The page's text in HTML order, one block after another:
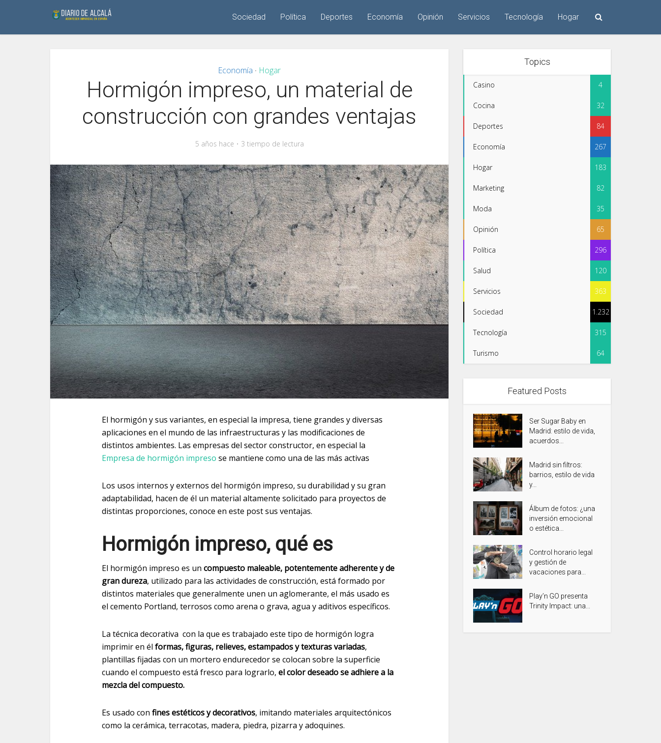
Sociedad Política Deportes Economía Opinión Servicios Tecnología Hogar
Economía • Hogar
Hormigón impreso, un material de
construcción con grandes ventajas
5 años hace 3 tiempo de lectura
El hormigón y sus variantes, en especial la impresa, tiene grandes y diversas
aplicaciones en el mundo de las infraestructuras y las modificaciones de
distintos ambientes. Las empresas del sector constructor, en especial la
Empresa de hormigón impreso se mantiene como una de las más activas
Los usos internos y externos del hormigón impreso, su durabilidad y su gran
adaptabilidad, hacen de él un material altamente solicitado para proyectos de
distintas proporciones, conoce en este post sus ventajas.
Hormigón impreso, qué es
El hormigón impreso es un compuesto maleable, potentemente adherente y de
gran dureza, utilizado para las actividades de construcción, está formado por
distintos materiales que generalmente unen un aglomerante, el más usado es
el cemento Portland, terrosos como arena o grava, agua y aditivos específicos.
La técnica decorativa con la que es trabajado este tipo de hormigón logra
imprimir en él formas, figuras, relieves, estampados y texturas variadas,
plantillas fijadas con un mortero endurecedor se colocan sobre la superficie
cuando el compuesto está fresco para lograrlo, el color deseado se adhiere a la
mezcla del compuesto.
Es usado con fines estéticos y decorativos, imitando materiales arquitectónicos
como la cerámica, terracotas, madera, piedra, pizarra y adoquines.
Topics
Casino 4
Cocina 32
Deportes 84
Economía 267
Hogar 183
Marketing 82
Moda 35
Opinión 65
Política 296
Salud 120
Servicios 363
Sociedad 1.232
Tecnología 315
Turismo 64
Featured Posts
Ser Sugar Baby en
Madrid: estilo de vida,
acuerdos...
Madrid sin filtros:
barrios, estilo de vida
y...
Álbum de fotos: ¿una
inversión emocional
o estética...
Control horario legal
y gestión de
vacaciones para...
Play’n GO presenta
Trinity Impact: una...